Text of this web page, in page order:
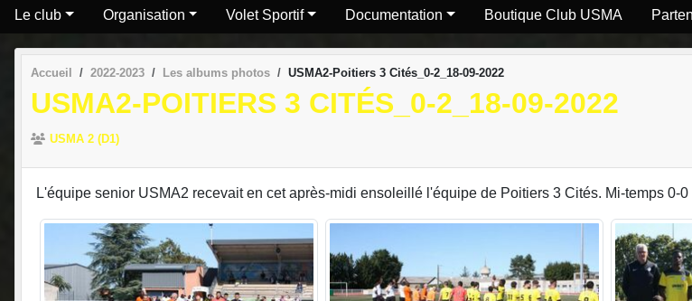
Le club Organisation Volet Sportif Documentation Boutique Club USMA
Accueil 2022-2023 Les albums photos USMA2-Poitiers 3 Cités_0-2_18-09-2022
USMA2-POITIERS 3 CITÉS_0-2_18-09-2022
USMA 2 (D1)
L'équipe senior USMA2 recevait en cet après-midi ensoleillé l'équipe de Poitiers 3 Cités. Mi-temps 0-